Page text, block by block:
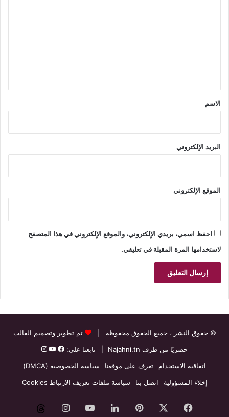
*
الاسم
البريد الإلكتروني
الموقع الإلكتروني
احفظ اسمي، بريدي الإلكتروني، والموقع الإلكتروني في هذا المتصفح
لاستخدامها المرة المقبلة في تعليقي.
© حقوق النشر ، جميع الحقوق محفوظة |
تم تطوير وتصميم القالب
حصريًا من طرف Najahni.tn | تابعنا على:
اتفاقية الاستخدام
تعرف على موقعنا
سياسة الخصوصية (DMCA)
إخلاء المسؤولية
اتصل بنا سياسة ملفات تعريف الارتباط Cookies
فيسبوك بينتيريستلينكدإن‫YouTubeانستقرام